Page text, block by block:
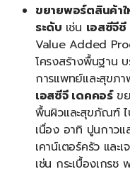
ขยายพอร์ตสินค้า
ระดับ เช่น เอสซีจีซี
Value Added
โครงสร้างพื้นฐาน
การแพทย์และสุขภ
เอสซีจี เดคคอร์ขย
พื้นผิวและสุขภัณฑ์ ไ
เนื่อง อาทิ ปูนกาวแ
เคาน์เตอร์ครัว และ
เช่น กระเบื้องเกร